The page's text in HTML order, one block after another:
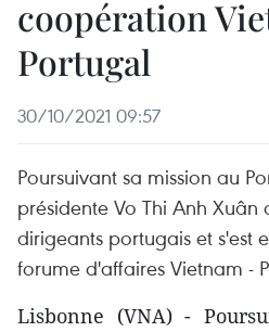
coopération
Portugal
30/10/2021 09:57
Poursuivant sa mission au
présidente Vo Thi Anh Xuân
dirigeants portugais et s'est
forume d'affaires Vietnam -
Lisbonne (VNA) -